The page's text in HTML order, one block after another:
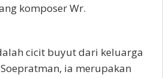
komposer Wr.
cicit buyut dari keluarga
ia merupakan